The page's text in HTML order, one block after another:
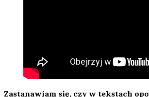
Zastanawiam się, czy w tekstach